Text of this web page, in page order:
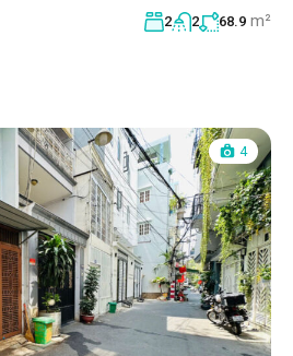
2 2 68.9 m²
4